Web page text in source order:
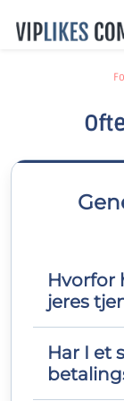
Hvorfor
jeres
Sociale
voksende
Har I et